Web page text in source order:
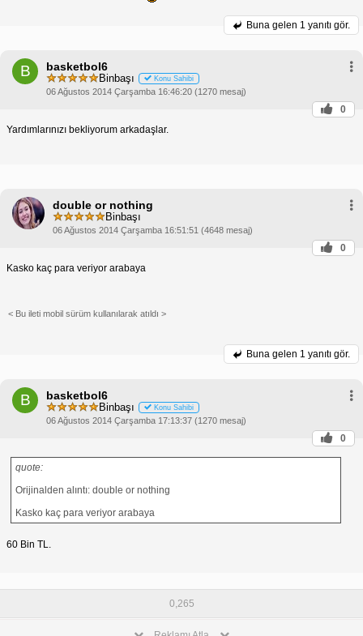
Buna gelen 1 yanıtı gör.
B basketbol6
Binbaşı Konu Sahibi
06 Ağustos 2014 Çarşamba 16:46:20 (1270 mesaj)
0
Yardımlarınızı bekliyorum arkadaşlar.
double or nothing
Binbaşı
06 Ağustos 2014 Çarşamba 16:51:51 (4648 mesaj)
0
Kasko kaç para veriyor arabaya
< Bu ileti mobil sürüm kullanılarak atıldı >
Buna gelen 1 yanıtı gör.
B basketbol6
Binbaşı Konu Sahibi
06 Ağustos 2014 Çarşamba 17:13:37 (1270 mesaj)
0
quote:
Orijinalden alıntı: double or nothing
Kasko kaç para veriyor arabaya
60 Bin TL.
0,265